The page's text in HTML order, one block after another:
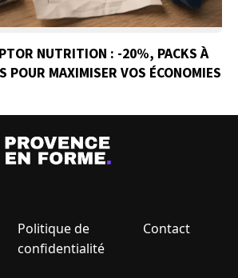
NUTRITION : -20%, PACKS À
POUR MAXIMISER VOS ÉCONOMIES
Politique de
confidentialité
Contact